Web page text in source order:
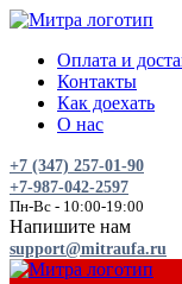
Оплата и
Контакты
Как доехать
О нас
+7 (347) 257-01-90
+7-987-042-2597
Пн-Вс - 10:00-19:00
Напишите нам
support@mitraufa.ru